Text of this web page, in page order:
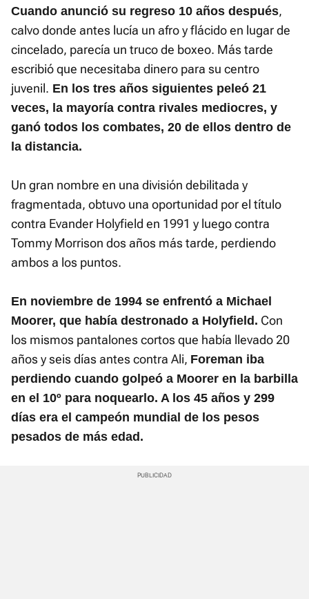
Cuando anunció su regreso 10 años después,
calvo donde antes lucía un afro y flácido en lugar de
cincelado, parecía un truco de boxeo. Más tarde
escribió que necesitaba dinero para su centro
juvenil. En los tres años siguientes peleó 21
veces, la mayoría contra rivales mediocres, y
ganó todos los combates, 20 de ellos dentro de
la distancia.
Un gran nombre en una división debilitada y
fragmentada, obtuvo una oportunidad por el título
contra Evander Holyfield en 1991 y luego contra
Tommy Morrison dos años más tarde, perdiendo
ambos a los puntos.
En noviembre de 1994 se enfrentó a Michael
Moorer, que había destronado a Holyfield. Con
los mismos pantalones cortos que había llevado 20
años y seis días antes contra Ali, Foreman iba
perdiendo cuando golpeó a Moorer en la barbilla
en el 10º para noquearlo. A los 45 años y 299
días era el campeón mundial de los pesos
pesados de más edad.